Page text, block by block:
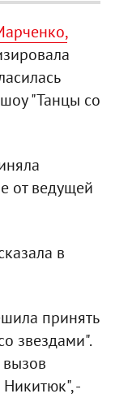
"Танцы со
от ведущей
в
принять
звездами".
-